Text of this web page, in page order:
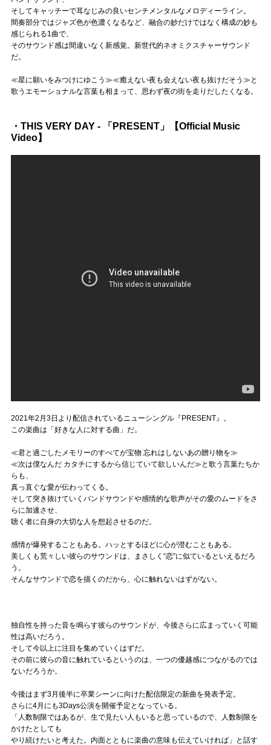
そしてキャッチーで耳なじみの良いセンチメンタルなメロディーライン。
間奏部分ではジャズ色が色濃くなるなど、融合の妙だけではなく構成の妙も
感じられる1曲で、
そのサウンド感は間違いなく新感覚。新世代的ネオミクスチャーサウンド
だ。
≪星に願いをみつけにゆこう≫≪癒えない夜も会えない夜も抜けだそう≫と
歌うエモーショナルな言葉も相まって、思わず夜の街を走りだしたくなる。
・THIS VERY DAY - 「PRESENT」【Official Music
Video】
2021年2月3日より配信されているニューシングル『PRESENT』。
この楽曲は「好きな人に対する曲」だ。
≪君と過ごしたメモリーのすべてが宝物 忘れはしないあの贈り物を≫
≪次は僕なんだ カタチにするから信じていて欲しいんだ≫と歌う言葉たちか
らも、
真っ直ぐな愛が伝わってくる。
そして突き抜けていくバンドサウンドや感情的な歌声がその愛のムードをさ
らに加速させ、
聴く者に自身の大切な人を想起させるのだ。
感情が爆発することもある。ハッとするほどに心が澄むこともある。
美しくも荒々しい彼らのサウンドは、まさしく“恋”に似ているといえるだろ
う。
そんなサウンドで恋を描くのだから、心に触れないはずがない。
独自性を持った音を鳴らす彼らのサウンドが、今後さらに広まっていく可能
性は高いだろう。
そして今以上に注目を集めていくはずだ。
その前に彼らの音に触れているというのは、一つの優越感につながるのでは
ないだろうか。
今後はまず3月後半に卒業シーンに向けた配信限定の新曲を発表予定。
さらに4月にも3Days公演を開催予定となっている。
「人数制限ではあるが、生で見たい人もいると思っているので、人数制限を
かけたとしても
やり続けたいと考えた。内面とともに楽曲の意味も伝えていければ」と話す